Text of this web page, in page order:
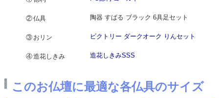
②仏具 陶器 すばる ブラック 6具足セット
③おリン ビクトリー ダークオーク りんセット
④造花しきみ 造花しきみSSS
このお仏壇に最適な各仏具のサイズ